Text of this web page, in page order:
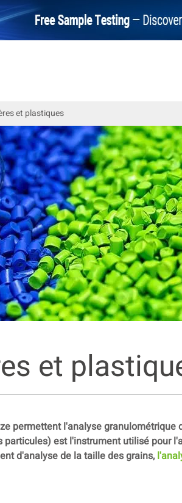
et plastiques
et
permettent l'analyse
particules) est l'instrument utilisé pour
d'analyse de la taille des grains,